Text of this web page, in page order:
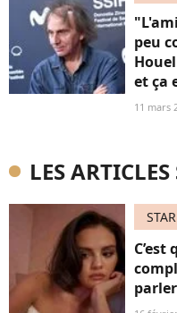
peu
et ça
11 mars
LES
STAR